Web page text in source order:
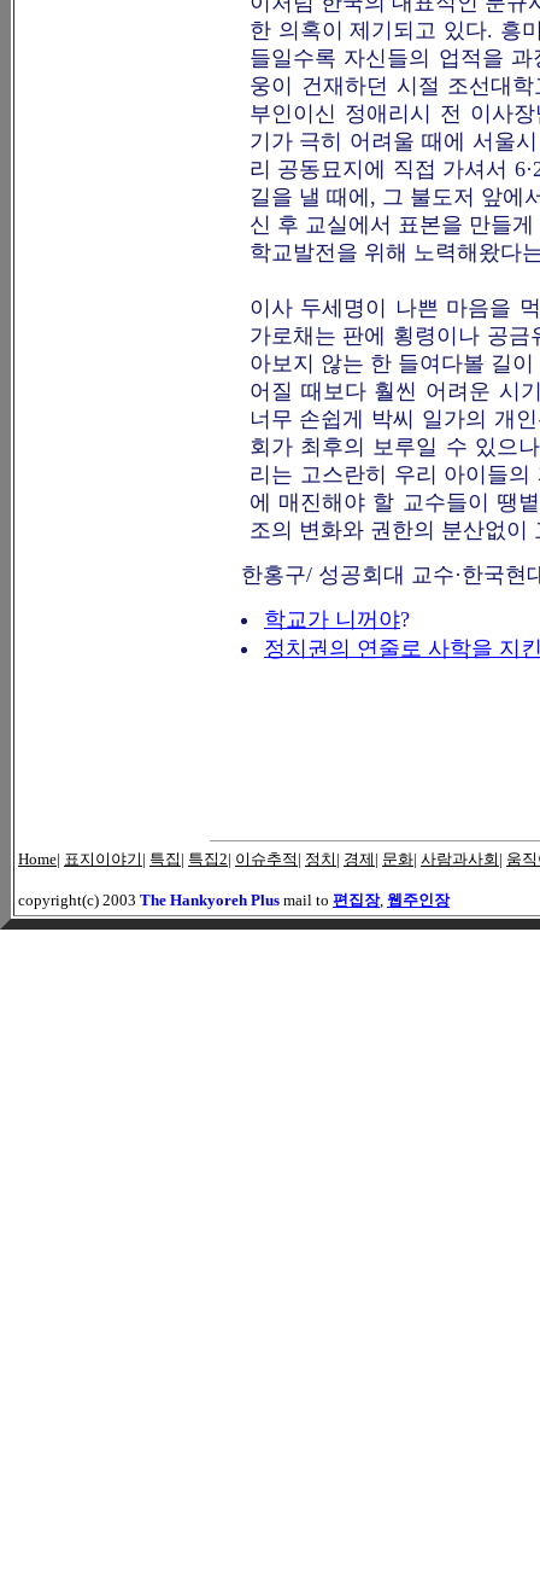
한 의혹이 제기되고 있다. 흥
들일수록 자신들의 업적을
웅이 건재하던 시절 조선대
부인이신 정애리시 전 이사
기가 극히 어려울 때에 서울
리 공동묘지에 직접 가셔서
길을 낼 때에, 그 불도저 앞에
신 후 교실에서 표본을 만들
학교발전을 위해 노력해왔다
이사 두세명이 나쁜 마음을
가로채는 판에 횡령이나 공
아보지 않는 한 들여다볼 길
어질 때보다 훨씬 어려운 시
너무 손쉽게 박씨 일가의 개
회가 최후의 보루일 수 있으
리는 고스란히 우리 아이들
에 매진해야 할 교수들이 땡
조의 변화와 권한의 분산없이
한홍구/ 성공회대 교수·한국현
학교가 니꺼야?
정치권의 연줄로 사학을 지
Home| 표지이야기 | 특집 | 특집2| 이슈추적 | 정치 | 경제 | 문화| 사람과사회 | 움
copyright(c) 2003 The Hankyoreh Plus mail to 편집장, 웹주인장